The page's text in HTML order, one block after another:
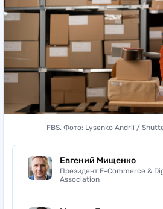
FBS. Фото: Lysenko Andrii /
Евгений Мищенко
Президент E-Commerce &
Association